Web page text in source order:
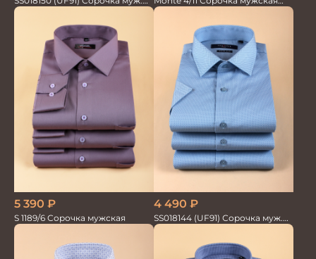
кр.рук. GROSTYLE PRIME
кор.рукав
5 390 ₽
S 1189/6 Сорочка мужская
4 490 ₽
SS018144 (UF91) Сорочка муж.
кр.рук. GROSTYLE PRIME